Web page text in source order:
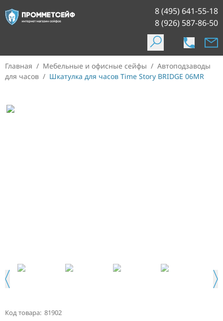
8 (495) 641-55-18
8 (926) 587-86-50
Главная / Мебельные и офисные сейфы / Автоподзаводы
для часов / Шкатулка для часов Time Story BRIDGE 06MR
Код товара: 81902